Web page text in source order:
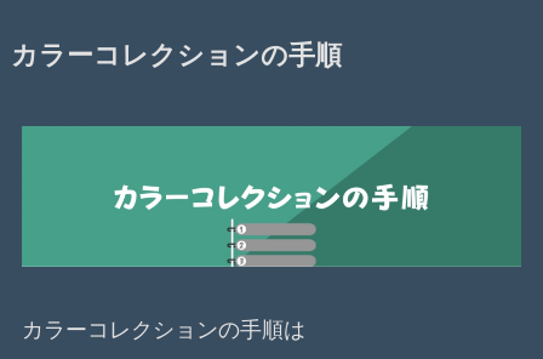
カラーコレクションの手順
カラーコレクションの手順は